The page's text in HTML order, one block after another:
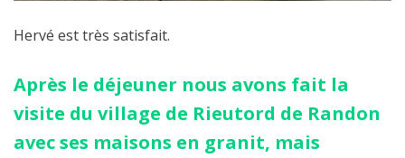
Hervé est très satisfait.
Après le déjeuner nous avons fait la
visite du village de Rieutord de Randon
avec ses maisons en granit, mais